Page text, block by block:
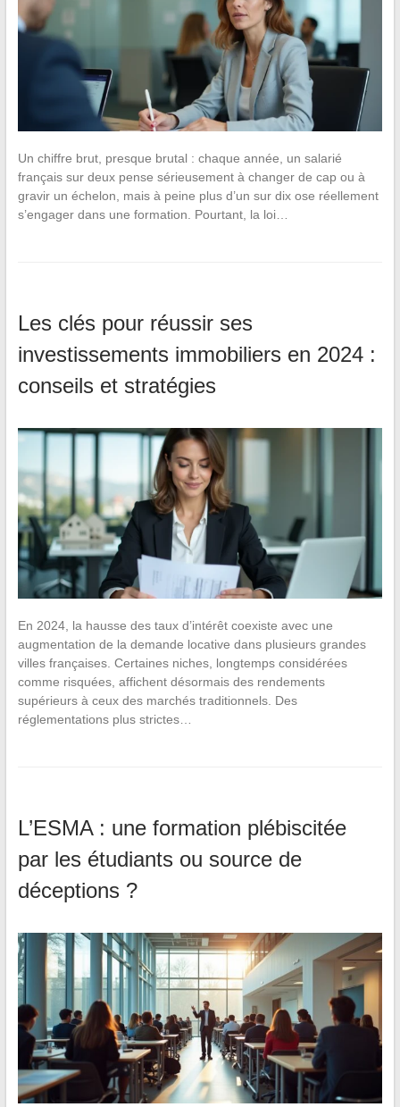
Un chiffre brut, presque brutal : chaque année, un salarié
français sur deux pense sérieusement à changer de cap ou à
gravir un échelon, mais à peine plus d’un sur dix ose réellement
s’engager dans une formation. Pourtant, la loi…
Les clés pour réussir ses
investissements immobiliers en 2024 :
conseils et stratégies
En 2024, la hausse des taux d’intérêt coexiste avec une
augmentation de la demande locative dans plusieurs grandes
villes françaises. Certaines niches, longtemps considérées
comme risquées, affichent désormais des rendements
supérieurs à ceux des marchés traditionnels. Des
réglementations plus strictes…
L’ESMA : une formation plébiscitée
par les étudiants ou source de
déceptions ?